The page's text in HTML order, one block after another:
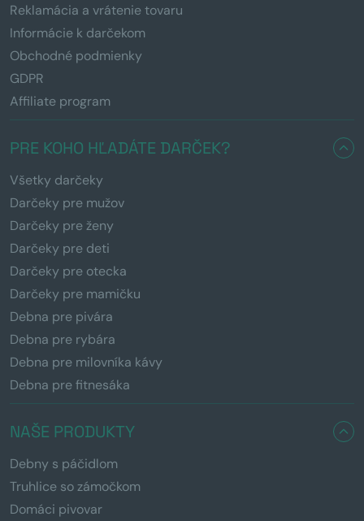
Reklamácia a vrátenie tovaru
Informácie k darčekom
Obchodné podmienky
GDPR
Affiliate program
PRE KOHO HĽADÁTE DARČEK?
Všetky darčeky
Darčeky pre mužov
Darčeky pre ženy
Darčeky pre deti
Darčeky pre otecka
Darčeky pre mamičku
Debna pre pivára
Debna pre rybára
Debna pre milovníka kávy
Debna pre fitnesáka
NAŠE PRODUKTY
Debny s páčidlom
Truhlice so zámočkom
Domáci pivovar